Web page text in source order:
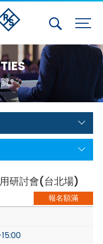
研討會(台北場)
報名額滿